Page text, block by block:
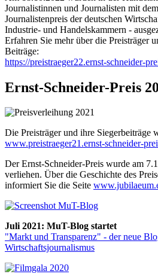
Journalistinnen und Journalisten mit
Journalistenpreis der deutschen
Industrie- und Handelskammern -
Erfahren Sie mehr über die Preisträger
Beiträge:
https://preistraeger22.ernst-schneider-
Ernst-Schneider-Preis
Die Preisträger und ihre Siegerbeiträge
www.preistraeger21.ernst-schneider-
Der Ernst-Schneider-Preis wurde am
verliehen. Über die Geschichte des
informiert Sie die Seite
Juli 2021: MuT-Blog startet
"Markt und Transparenz" - der neue
Wirtschaftsjournalismus